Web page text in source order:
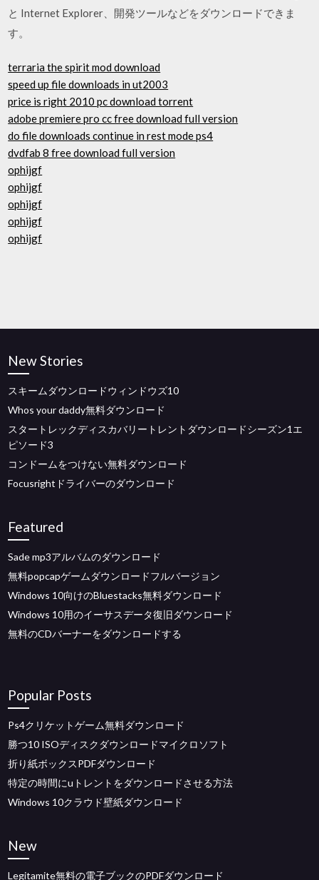
と Internet Explorer、開発ツールなどをダウンロードできま
す。
terraria the spirit mod download
speed up file downloads in ut2003
price is right 2010 pc download torrent
adobe premiere pro cc free download full version
do file downloads continue in rest mode ps4
dvdfab 8 free download full version
ophijgf
ophijgf
ophijgf
ophijgf
ophijgf
New Stories
スキームダウンロードウィンドウズ10
Whos your daddy無料ダウンロード
スタートレックディスカバリートレントダウンロードシーズン1エ
ピソード3
コンドームをつけない無料ダウンロード
Focusrightドライバーのダウンロード
Featured
Sade mp3アルバムのダウンロード
無料popcapゲームダウンロードフルバージョン
Windows 10向けのBluestacks無料ダウンロード
Windows 10用のイーサスデータ復旧ダウンロード
無料のCDバーナーをダウンロードする
Popular Posts
Ps4クリケットゲーム無料ダウンロード
勝つ10 ISOディスクダウンロードマイクロソフト
折り紙ボックスPDFダウンロード
特定の時間にuトレントをダウンロードさせる方法
Windows 10クラウド壁紙ダウンロード
New
Legitamite無料の電子ブックのPDFダウンロード